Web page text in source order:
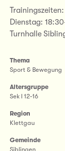
Trainingszeiten:
Dienstag:
Turnhalle
Thema
Sport & Bewegung
Altersgruppe
Sek I 12-16
Region
Klettgau
Gemeinde
Siblingen